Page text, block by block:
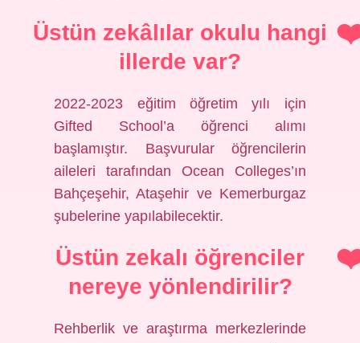
Üstün zekâlılar okulu hangi
illerde var?
2022-2023 eğitim öğretim yılı için
Gifted School’a öğrenci alımı
başlamıştır. Başvurular öğrencilerin
aileleri tarafından Ocean Colleges’ın
Bahçeşehir, Ataşehir ve Kemerburgaz
şubelerine yapılabilecektir.
Üstün zekalı öğrenciler
nereye yönlendirilir?
Rehberlik ve araştırma merkezlerinde